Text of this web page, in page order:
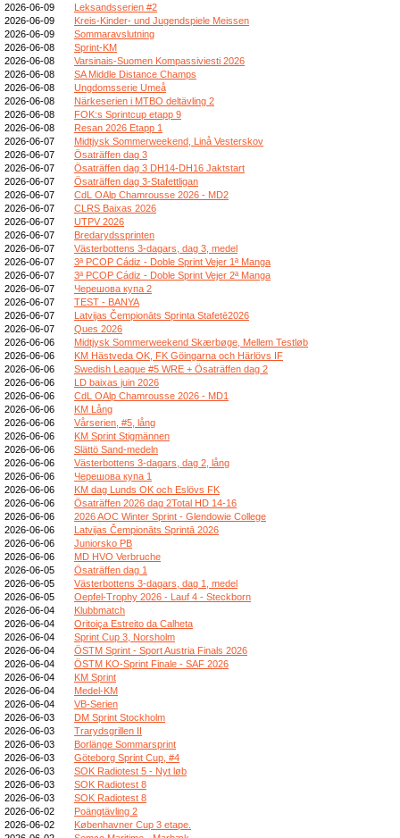
2026-06-09
Leksandsserien #2
2026-06-09
Kreis-Kinder- und Jugendspiele Meissen
2026-06-09
Sommaravslutning
2026-06-08
Sprint-KM
2026-06-08
Varsinais-Suomen Kompassiviesti 2026
2026-06-08
SA Middle Distance Champs
2026-06-08
Ungdomsserie Umeå
2026-06-08
Närkeserien i MTBO deltävling 2
2026-06-08
FOK:s Sprintcup etapp 9
2026-06-08
Resan 2026 Etapp 1
2026-06-07
Midtjysk Sommerweekend, Linå Vesterskov
2026-06-07
Ösaträffen dag 3
2026-06-07
Ösaträffen dag 3 DH14-DH16 Jaktstart
2026-06-07
Ösaträffen dag 3-Stafettligan
2026-06-07
CdL OAlp Chamrousse 2026 - MD2
2026-06-07
CLRS Baixas 2026
2026-06-07
UTPV 2026
2026-06-07
Bredarydssprinten
2026-06-07
Västerbottens 3-dagars, dag 3, medel
2026-06-07
3ª PCOP Cádiz - Doble Sprint Vejer 1ª Manga
2026-06-07
3ª PCOP Cádiz - Doble Sprint Vejer 2ª Manga
2026-06-07
Черешова купа 2
2026-06-07
TEST - BANYA
2026-06-07
Latvijas Čempionāts Sprinta Stafetē2026
2026-06-07
Ques 2026
2026-06-06
Midtjysk Sommerweekend Skærbøge, Mellem Testløb
2026-06-06
KM Hästveda OK, FK Göingarna och Härlövs IF
2026-06-06
Swedish League #5 WRE + Ösaträffen dag 2
2026-06-06
LD baixas juin 2026
2026-06-06
CdL OAlp Chamrousse 2026 - MD1
2026-06-06
KM Lång
2026-06-06
Vårserien, #5, lång
2026-06-06
KM Sprint Stigmännen
2026-06-06
Slättö Sand-medeln
2026-06-06
Västerbottens 3-dagars, dag 2, lång
2026-06-06
Черешова купа 1
2026-06-06
KM dag Lunds OK och Eslövs FK
2026-06-06
Ösaträffen 2026 dag 2Total HD 14-16
2026-06-06
2026 AOC Winter Sprint - Glendowie College
2026-06-06
Latvijas Čempionāts Sprintā 2026
2026-06-06
Juniorsko PB
2026-06-06
MD HVO Verbruche
2026-06-05
Ösaträffen dag 1
2026-06-05
Västerbottens 3-dagars, dag 1, medel
2026-06-05
Oepfel-Trophy 2026 - Lauf 4 - Steckborn
2026-06-04
Klubbmatch
2026-06-04
Oritoiça Estreito da Calheta
2026-06-04
Sprint Cup 3, Norsholm
2026-06-04
ÖSTM Sprint - Sport Austria Finals 2026
2026-06-04
ÖSTM KO-Sprint Finale - SAF 2026
2026-06-04
KM Sprint
2026-06-04
Medel-KM
2026-06-04
VB-Serien
2026-06-03
DM Sprint Stockholm
2026-06-03
Trarydsgrillen II
2026-06-03
Borlänge Sommarsprint
2026-06-03
Göteborg Sprint Cup, #4
2026-06-03
SOK Radiotest 5 - Nyt løb
2026-06-03
SOK Radiotest 8
2026-06-03
SOK Radiotest 8
2026-06-02
Poängtävling 2
2026-06-02
Københavner Cup 3 etape.